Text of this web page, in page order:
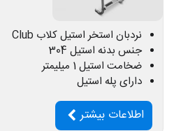
نردبان استخر استیل کلاب Club
جنس بدنه استیل 304
ضخامت استیل 1 میلیمتر
دارای پله استیل
اطلاعات بیشتر